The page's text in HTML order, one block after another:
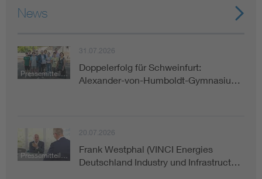
News
Pressemitteilung
31.07.2026
Doppelerfolg für Schweinfurt:
Alexander-von-Humboldt-Gymnasiu…
Pressemitteilung
20.07.2026
Frank Westphal (VINCI Energies
Deutschland Industry und Infrastruct…